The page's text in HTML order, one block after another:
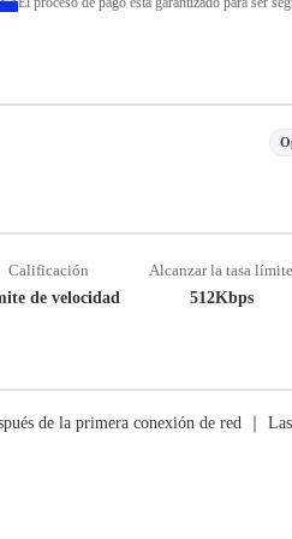
Calificación
de velocidad
Alcanzar la tasa límite
512Kbps
de la primera conexión de red ｜